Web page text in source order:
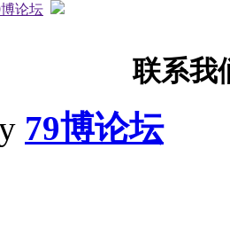
博论坛
联系我
79博论坛